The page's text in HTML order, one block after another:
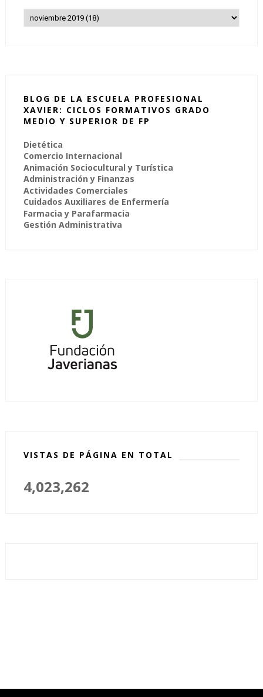
BLOG DE LA ESCUELA PROFESIONAL
XAVIER: CICLOS FORMATIVOS GRADO
MEDIO Y SUPERIOR DE FP
Dietética
Comercio Internacional
Animación Sociocultural y Turística
Administración y Finanzas
Actividades Comerciales
Cuidados Auxiliares de Enfermería
Farmacia y Parafarmacia
Gestión Administrativa
VISTAS DE PÁGINA EN TOTAL
4,023,262